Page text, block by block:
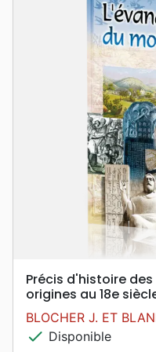
Précis d'histoire des
origines au 18e
BLOCHER J. ET
check Disponible